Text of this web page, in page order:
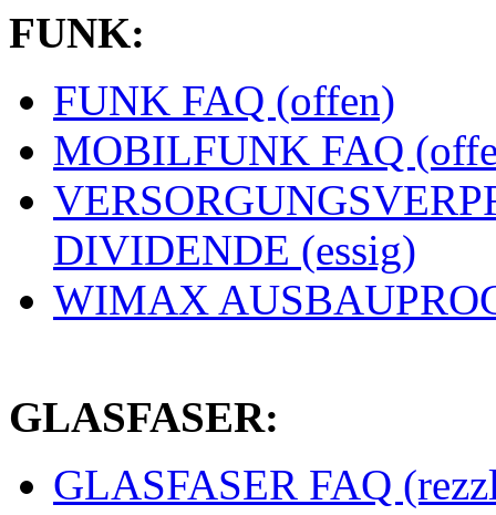
FUNK:
FUNK FAQ (offen)
MOBILFUNK FAQ
DIVIDENDE (essig)
WIMAX
GLASFASER:
GLASFASER FAQ